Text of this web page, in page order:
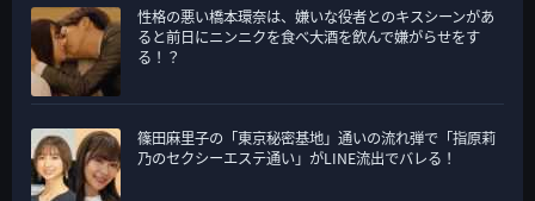
性格の悪い橋本環奈は、嫌いな役者とのキスシーンがあ
ると前日にニンニクを食べ大酒を飲んで嫌がらせをす
る！？
篠田麻里子の「東京秘密基地」通いの流れ弾で「指原莉
乃のセクシーエステ通い」がLINE流出でバレる！